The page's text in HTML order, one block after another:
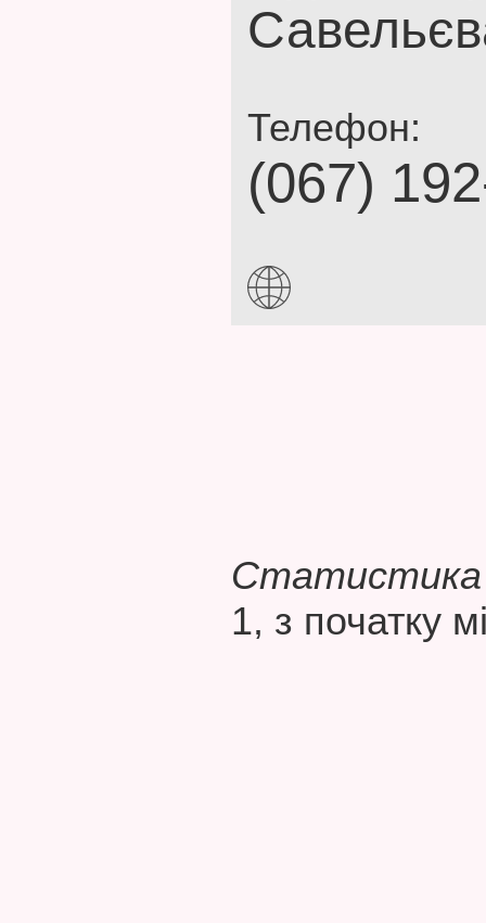
Телефон:
(067)
Статистика
1, з початку